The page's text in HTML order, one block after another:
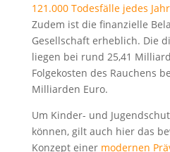
121.000 Todesfälle jedes
Zudem ist die finanzielle
Gesellschaft erheblich. Die
liegen bei rund 25,41
Folgekosten des Rauchens
Milliarden Euro.
Um Kinder- und
können, gilt auch hier das
Konzept einer modernen